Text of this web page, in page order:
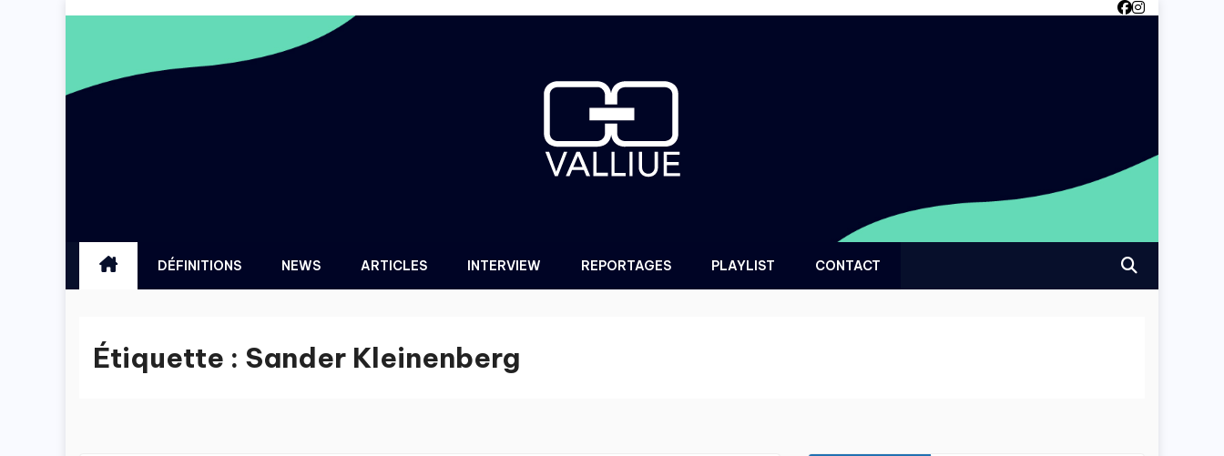
DÉFINITIONS NEWS ARTICLES INTERVIEW REPORTAGES PLAYLIST CONTACT
Étiquette : Sander Kleinenberg